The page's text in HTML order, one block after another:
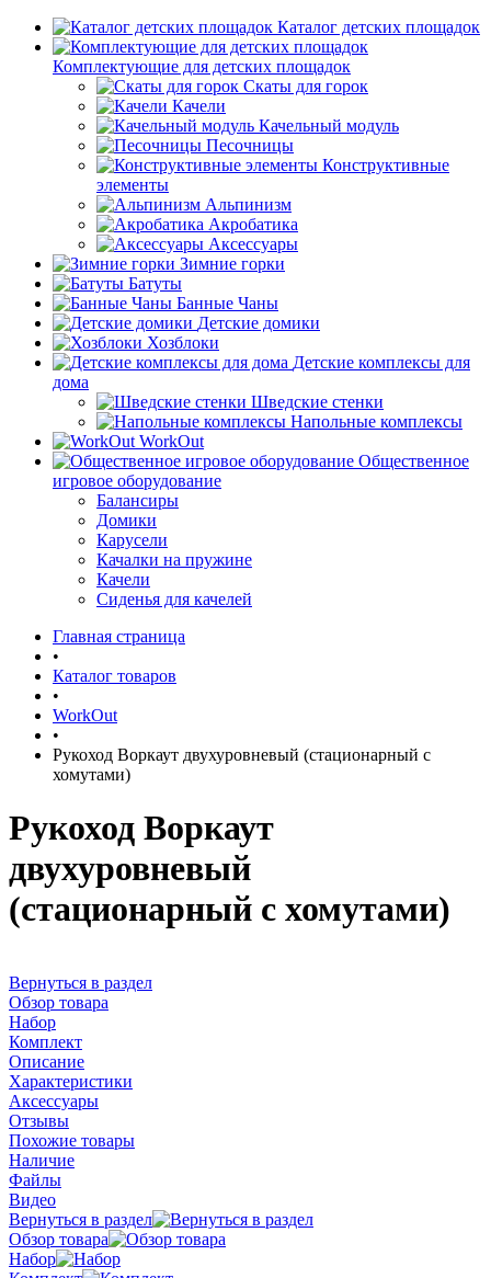
Каталог детских площадок
Комплектующие для детских площадок
Скаты для горок
Качели
Качельный модуль
Песочницы
Конструктивные
элементы
Альпинизм
Акробатика
Аксессуары
Зимние горки
Батуты
Банные Чаны
Детские домики
Хозблоки
Детские комплексы для
дома
Шведские стенки
Напольные комплексы
WorkOut
Общественное
игровое оборудование
Балансиры
Домики
Карусели
Качалки на пружине
Качели
Сиденья для качелей
Главная страница
•
Каталог товаров
•
WorkOut
•
Рукоход Воркаут двухуровневый (стационарный с
хомутами)
Рукоход Воркаут
двухуровневый
(стационарный с хомутами)
Вернуться в раздел
Обзор товара
Набор
Комплект
Описание
Характеристики
Аксессуары
Отзывы
Похожие товары
Наличие
Файлы
Видео
Вернуться в раздел
Обзор товара
Набор